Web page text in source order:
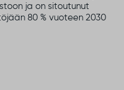
ja on sitoutunut
80 % vuoteen 2030